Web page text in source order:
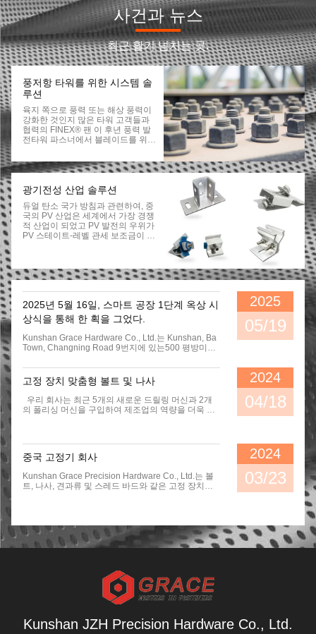
사건과 뉴스
최근 활기 넘치는 곳.
풍저항 타워를 위한 시스템 솔
루션
육지 쪽으로 풍력 또는 해상 풍력이
강화한 것인지 많은 타워 고객들과
협력의 FINEX® 팬 이 후년 풍력 발
전타워 파스너에서 블레이드를 위한
연한 솔루션을 제공합니다 : * 탄소
성 클램프, 볼트 *Carbon 강철, 스테
인레스 스틸 소재 작은 스크루, 호스
잠금쇠, 볼트 전체 부문 전통적 파스
너의 *Fast 전달 능력 *Packaging과
부표준 조합에 대한 라벨링 목록 타
워 설치의 장소에 따른 *Logistics 배
광기전성 산업 솔루션
듀얼 탄소 국가 방침과 관련하여, 중
국의 PV 산업은 세계에서 가장 경쟁
적 산업이 되었고 PV 발전의 우위가
PV 스테이트-레벨 관세 보조금이 제
의 R&D와 공급망 통합된 비용 감축
참여자로서, 쿤샨 즈홍구오는 15년
전으로부터 BP, 세계적으로 유명한
회사와 함께 PV 파스너의 개발을 시
작했습니다. 오늘, 우리는 PV 브라켓
파스너와 건축 파스너와 같은 제품의
넓은 범위에서 더 장점을 갖늡니다 : .
* 모든 범위의 스텐레스 강제 *Hot 하
를 도금처리했습니다 *Fast 전달 능
지식과 기술 지원
2025년 5월 16일, 스마트 공장 1단계 옥상 시
상식을 통해 한 획을 그었다.
Kunshan Grace Hardware Co., Ltd.는 Kunshan, Ba
Town, Changning Road 9번지에 있는500 평방미터
인을 통합합니다., 가착제 산업의 선도적인 지방 과학
기술 중소기업으로서 회사의 위치를 강화하는 데 중
요한 단계를 표시합니다. 스마트 팩토리 확장 의 주요
점 최첨단 기술 통합 이 시설은 원자재 가공부터 최종
포장까지 완전히 디지털화된 생산 프로세스를 갖추고
있으며, 회사의 R&D 팀에서 개발한 독자적인 IoT 시
계 전문가들로부터 호평을 받았다. 용량 확충 및 시장
선도 2025년 4분기 후 (10월 1일로 예정) 의 운용은
50,000 메트릭 톤. 이 확장은 자동차, 기계 및 신 에너
지 산업을 위한 다중 표준 고정제품 (GB, DIN, ASTM)
할 것입니다. 기술 기업과의 협업은 혁신과 공급망 회
복탄력성에 대한 회사의 의지를 강조합니다. 비전 과
지역 사회 에 미치는 영향 기업 경영자들은 스마트 트
시에 수백 개의 지역 일자리를 창출 할 것입니다. 다음
다. 동남아시아와 유럽에 대한 수출 기회를 탐구할 계
호] 이메일: [당신의 이메일]웹사이트: [회사 URL] 이
2025
05/19
고정 장치 맞춤형 볼트 및 나사
우리 회사는 최근 5개의 새로운 드릴링 머신과 2개
의 폴리싱 머신을 구입하여 제조업의 역량을 더욱 확
스럽게 발표합니다.이러한 인증은 우리의 운영의 모
위한 우리의 의지를 보여줍니다.. 최첨단 장비와 업계
최고의 인증으로 우리는 고객의 증가하는 요구를 충
2024
04/18
중국 고정기 회사
Kunshan Grace Precision Hardware Co., Ltd.는 볼
트, 나사, 견과류 및 스레드 바드와 같은 고정 장치의
로 자리 잡았습니다.회사의 제품은 다양한 산업 분야
에서 널리 사용됩니다.자동차, 건설, 기계 등 Kunshan
Grace Precision Hardware Co., Ltd.는 고객 만족과
품이 최고 수준의 품질과 신뢰성을 갖추도록 끊임없
로서, Kunshan Grace Precision Hardware Co., Ltd
는 혁신적인 솔루션과 고객에게 우수한 서비스를 제
사 의 명성 이 전세계 의 기업 들 에게 신뢰 할 만한 파
2024
03/23
Kunshan JZH Precision Hardware Co., Ltd.